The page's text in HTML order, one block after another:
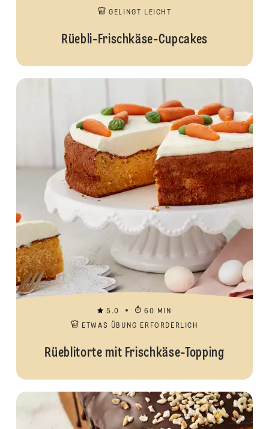
GELINGT LEICHT
Rüebli-Frischkäse-Cupcakes
5.0
60 MIN
ETWAS ÜBUNG ERFORDERLICH
Rüeblitorte mit Frischkäse-Topping